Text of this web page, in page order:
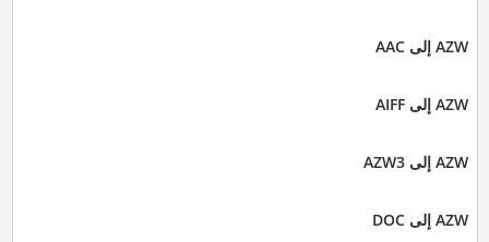
AZW إلى AAC
AZW إلى AIFF
AZW إلى AZW3
AZW إلى DOC